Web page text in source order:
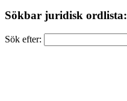
Sökbar juridisk ordlista:
Sök efter: